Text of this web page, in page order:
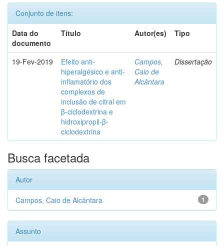
Conjunto de itens:
Data do
documento
Título Autor(es) Tipo
19-Fev-2019
Efeito anti-
hiperalgésico e anti-
inflamatório dos
complexos de
inclusão de citral em
β-ciclodextrina e
hidroxipropil-β-
ciclodextrina
Campos,
Caio de
Alcântara
Dissertação
Busca facetada
Autor
1
Campos, Caio de Alcântara
Assunto